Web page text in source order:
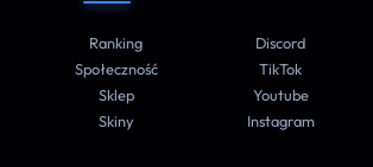
Ranking
Społeczność
Sklep
Skiny
Discord
TikTok
Youtube
Instagram